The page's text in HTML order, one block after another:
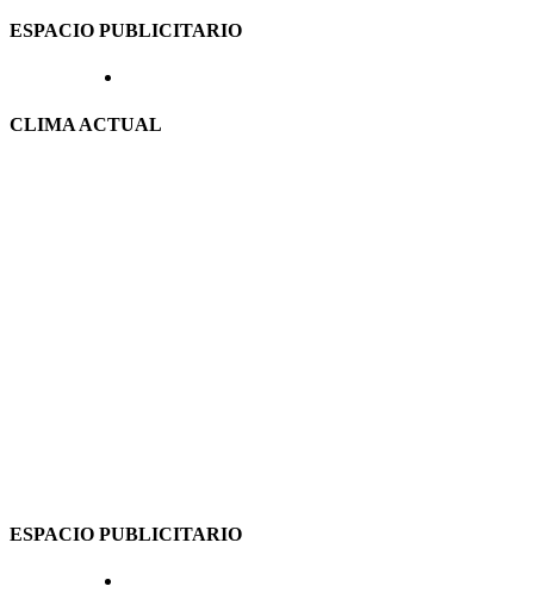
ESPACIO PUBLICITARIO
CLIMA ACTUAL
ESPACIO PUBLICITARIO